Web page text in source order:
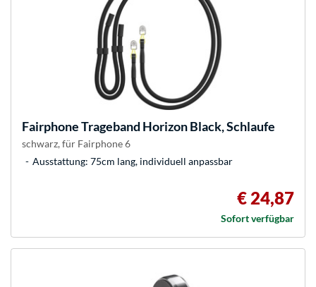
FairphoneTrageband Horizon Black, Schlaufe
schwarz, für Fairphone 6
Ausstattung: 75cm lang, individuell anpassbar
€ 24,87
Sofort verfügbar